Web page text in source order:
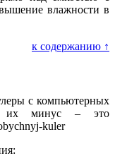
влажности в
к содержанию ↑
с компьютерных
их минус – это